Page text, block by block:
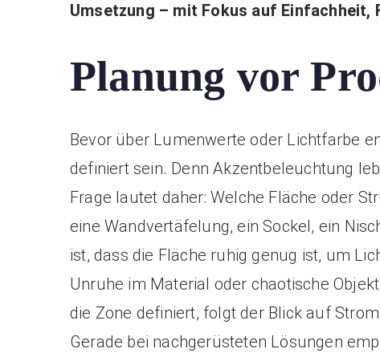
Umsetzung – mit Fokus auf Einfachheit,
Planung vor
Bevor über Lumenwerte oder Lichtfarbe
definiert sein. Denn Akzentbeleuchtung
Frage lautet daher: Welche Fläche oder
eine Wandvertäfelung, ein Sockel, ein
ist, dass die Fläche ruhig genug ist, um
Unruhe im Material oder chaotische
die Zone definiert, folgt der Blick auf
Gerade bei nachgerüsteten Lösungen